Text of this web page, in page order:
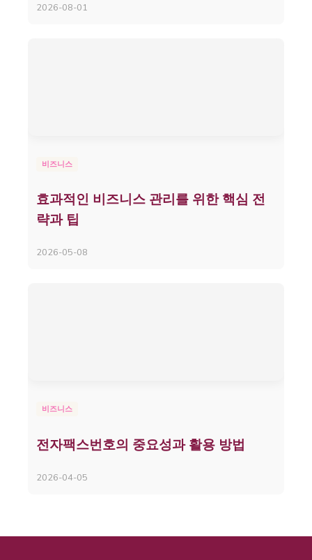
2026-08-01
비즈니스
효과적인 비즈니스 관리를 위한 핵심 전
략과 팁
2026-05-08
비즈니스
전자팩스번호의 중요성과 활용 방법
2026-04-05